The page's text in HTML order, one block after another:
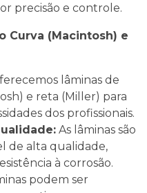
precisão e controle.
Curva (Macintosh) e
lâminas de
e reta (Miller) para
dos profissionais.
As lâminas são
de alta qualidade,
à corrosão.
podem ser